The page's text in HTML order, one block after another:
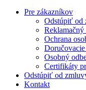
Pre zákazníkov
Odstúpiť od
Ochrana
Osobný
Certifikáty
Odstúpiť od
Kontakt